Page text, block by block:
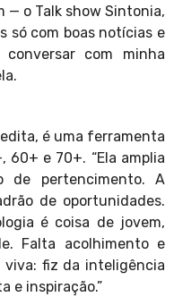
— o Talk show Sintonia,
só com boas notícias e
com minha
é uma ferramenta
60+ e 70+. “Ela amplia
de pertencimento. A
de oportunidades.
é coisa de jovem,
Falta acolhimento e
viva: fiz da inteligência
e inspiração.”